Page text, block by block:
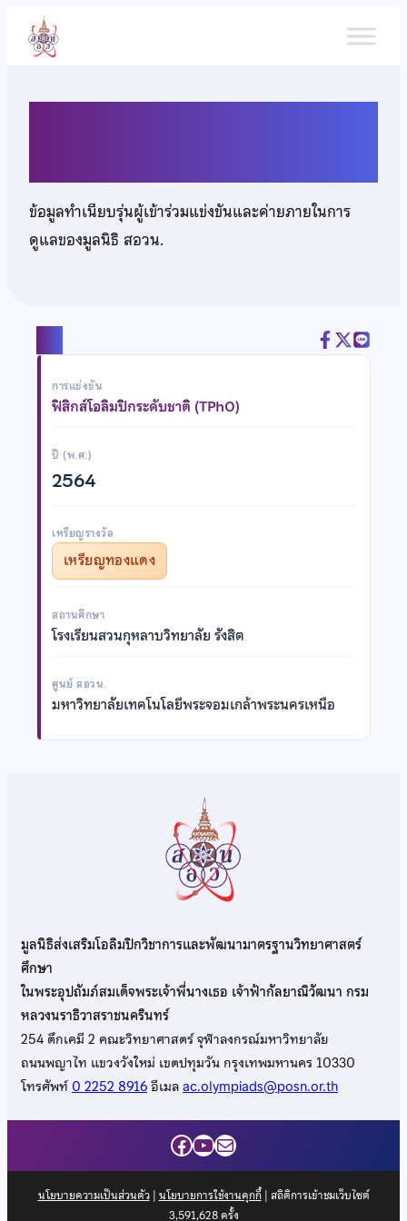
เนื้อหา
ข้อมูลทำเนียบรุ่นผู้เข้าร่วมแข่งขันและค่ายภายในการ
ดูแลของมูลนิธิ สอวน.
การแข่งขัน
ฟิสิกส์โอลิมปิกระดับชาติ (TPhO)
ปี (พ.ศ.)
2564
เหรียญรางวัล
เหรียญทองแดง
สถานศึกษา
โรงเรียนสวนกุหลาบวิทยาลัย รังสิต
ศูนย์ สอวน.
มหาวิทยาลัยเทคโนโลยีพระจอมเกล้าพระนครเหนือ
มูลนิธิส่งเสริมโอลิมปิกวิชาการและพัฒนามาตรฐานวิทยาศาสตร์
ศึกษา
ในพระอุปถัมภ์สมเด็จพระเจ้าพี่นางเธอ เจ้าฟ้ากัลยาณิวัฒนา กรม
หลวงนราธิวาสราชนครินทร์
254 ตึกเคมี 2 คณะวิทยาศาสตร์ จุฬาลงกรณ์มหาวิทยาลัย
ถนนพญาไท แขวงวังใหม่ เขตปทุมวัน กรุงเทพมหานคร 10330
โทรศัพท์0 2252 8916อีเมลac.olympiads@posn.or.th
Facebook
YouTube
Mail
นโยบายความเป็นส่วนตัว| นโยบายการใช้งานคุกกี้| สถิติการเข้าชมเว็บไซต์
3,591,628ครั้ง